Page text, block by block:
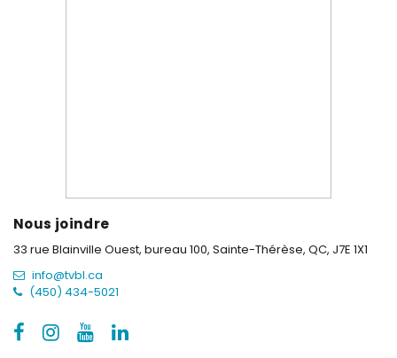
Nous joindre
33 rue Blainville Ouest, bureau 100, Sainte-Thérèse, QC, J7E 1X1
info@tvbl.ca
(450) 434-5021